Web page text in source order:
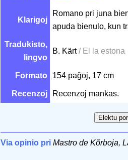
Klarigoj
Romano pri juna
apuda bienulo, kun
Tradukisto,
lingvo
B. Kärt/ El la estona
Formato 154 paĝoj, 17 cm
Recenzoj Recenzoj mankas.
Via opinio pri Mastro de Kõrboja,